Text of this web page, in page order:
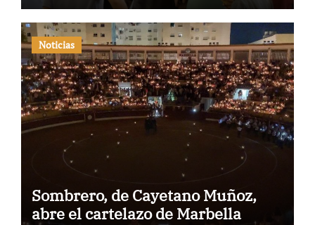
Noticias
Sombrero, de Cayetano Muñoz,
abre el cartelazo de Marbella